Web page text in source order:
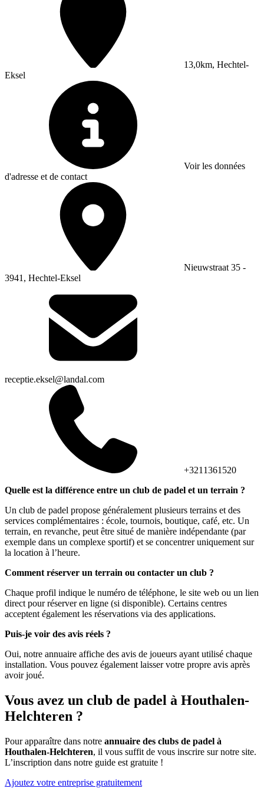
13,0km, Hechtel-
Eksel
Voir les données
d'adresse et de contact
Nieuwstraat 35 -
3941, Hechtel-Eksel
receptie.eksel@landal.com
+3211361520
Quelle est la différence entre un club de padel et un terrain ?
Un club de padel propose généralement plusieurs terrains et des
services complémentaires : école, tournois, boutique, café, etc. Un
terrain, en revanche, peut être situé de manière indépendante (par
exemple dans un complexe sportif) et se concentrer uniquement sur
la location à l’heure.
Comment réserver un terrain ou contacter un club ?
Chaque profil indique le numéro de téléphone, le site web ou un lien
direct pour réserver en ligne (si disponible). Certains centres
acceptent également les réservations via des applications.
Puis-je voir des avis réels ?
Oui, notre annuaire affiche des avis de joueurs ayant utilisé chaque
installation. Vous pouvez également laisser votre propre avis après
avoir joué.
Vous avez un club de padel à Houthalen-
Helchteren ?
Pour apparaître dans notre annuaire des clubs de padel à
Houthalen-Helchteren, il vous suffit de vous inscrire sur notre site.
L’inscription dans notre guide est gratuite !
Ajoutez votre entreprise gratuitement